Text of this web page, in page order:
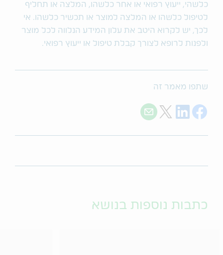
כלשהי, ייעוץ רפואי או אחר כלשהו, המלצה או תחליף
לטיפול כלשהו או המלצה למוצר או תכשיר כלשהו. אי
לכך, יש לקרוא היטב את עלון המידע הנלווה לכל מוצר
ולפנות לרופא לצורך קבלת טיפול או ייעוץ רפואי.
שתפו מאמר זה
Share on Facebook
Share on LinkedIn
Share on Twitter
Share with E-mail
כתבות נוספות בנושא